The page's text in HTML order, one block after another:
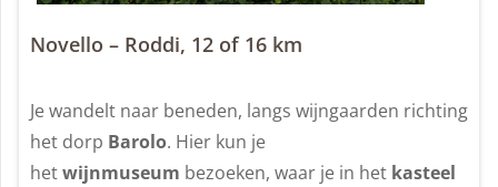
Novello – Roddi, 12 of 16 km
Je wandelt naar beneden, langs wijngaarden richting
het dorp Barolo. Hier kun je
hetwijnmuseum bezoeken, waar je in het kasteel